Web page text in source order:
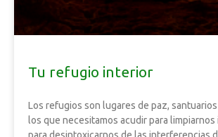
Tu refugio interior
Los refugios son lugares de paz,
los que necesitamos acudir para